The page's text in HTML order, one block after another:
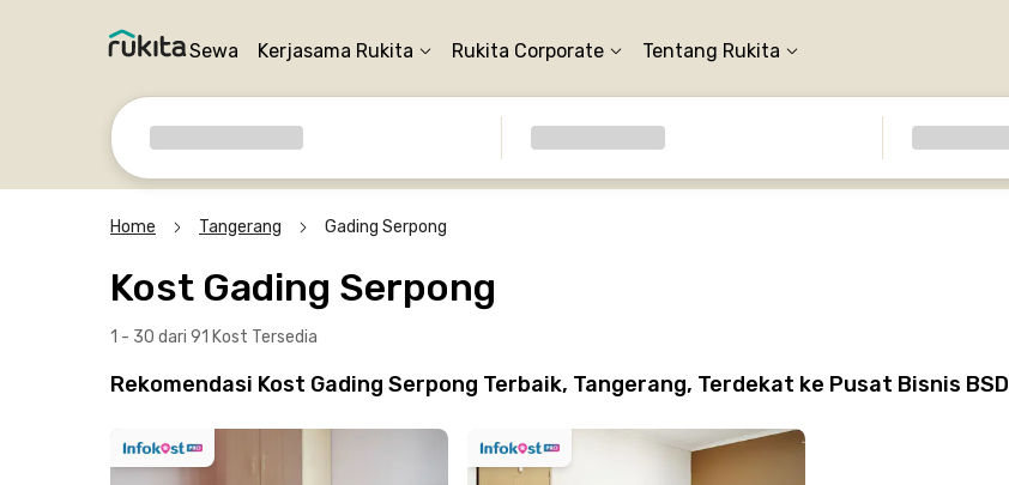
Sewa Kerjasama Rukita Rukita Corporate Tentang Rukita
Home Tangerang Gading Serpong
Kost Gading Serpong
1 - 30 dari 91 Kost Tersedia
Rekomendasi Kost Gading Serpong Terbaik, Tangerang, Terdekat ke Pusat Bisnis BSD